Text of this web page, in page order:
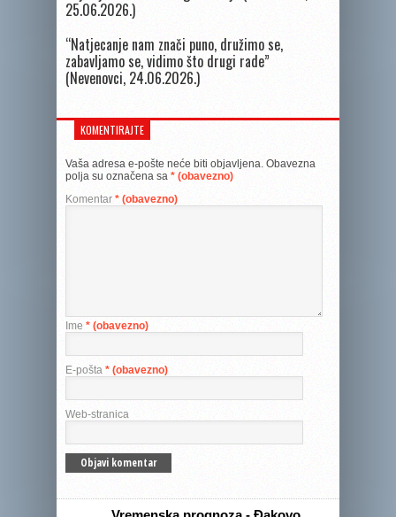
25.06.2026.)
“Natjecanje nam znači puno, družimo se,
zabavljamo se, vidimo što drugi rade”
(Nevenovci, 24.06.2026.)
KOMENTIRAJTE
Vaša adresa e-pošte neće biti objavljena. Obavezna
polja su označena sa * (obavezno)
Komentar * (obavezno)
Ime * (obavezno)
E-pošta * (obavezno)
Web-stranica